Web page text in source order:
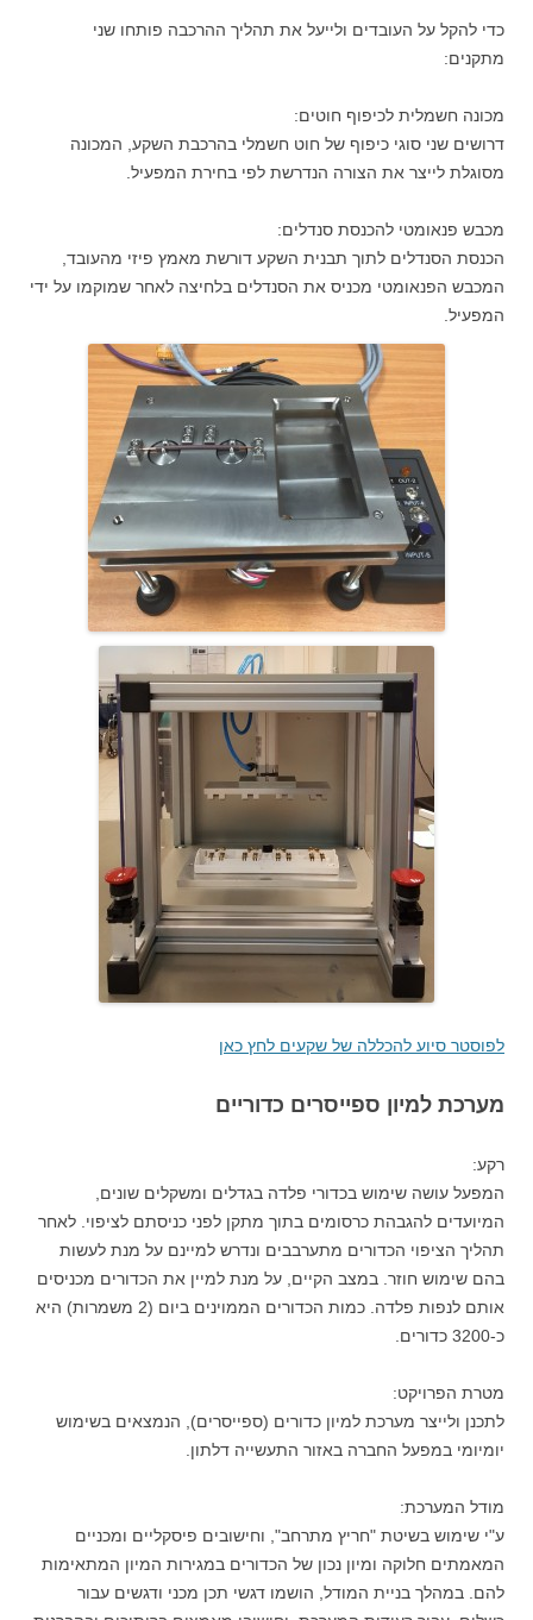
כדי להקל על העובדים ולייעל את תהליך ההרכבה פותחו שני
מתקנים:
מכונה חשמלית לכיפוף חוטים:
דרושים שני סוגי כיפוף של חוט חשמלי בהרכבת השקע, המכונה
מסוגלת לייצר את הצורה הנדרשת לפי בחירת המפעיל.
מכבש פנאומטי להכנסת סנדלים:
הכנסת הסנדלים לתוך תבנית השקע דורשת מאמץ פיזי מהעובד,
המכבש הפנאומטי מכניס את הסנדלים בלחיצה לאחר שמוקמו על ידי
המפעיל.
לפוסטר סיוע להכללה של שקעים לחץ כאן
מערכת למיון ספייסרים כדוריים
רקע:
המפעל עושה שימוש בכדורי פלדה בגדלים ומשקלים שונים,
המיועדים להגבהת כרסומים בתוך מתקן לפני כניסתם לציפוי. לאחר
תהליך הציפוי הכדורים מתערבבים ונדרש למיינם על מנת לעשות
בהם שימוש חוזר. במצב הקיים, על מנת למיין את הכדורים מכניסים
אותם לנפות פלדה. כמות הכדורים הממוינים ביום (2 משמרות) היא
כ-3200 כדורים.
מטרת הפרויקט:
לתכנן ולייצר מערכת למיון כדורים (ספייסרים), הנמצאים בשימוש
יומיומי במפעל החברה באזור התעשייה דלתון.
מודל המערכת:
ע"י שימוש בשיטת "חריץ מתרחב", וחישובים פיסקליים ומכניים
המאמתים חלוקה ומיון נכון של הכדורים במגירות המיון המתאימות
להם. במהלך בניית המודל, הושמו דגשי תכן מכני ודגשים עבור